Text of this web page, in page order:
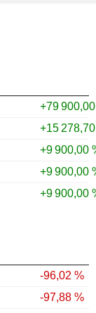
+79
+15
+9 900,00
+9 900,00
+9 900,00
-96,02 %
-97,88 %